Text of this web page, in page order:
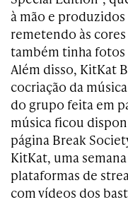
à mão e
remetendo às
também tinha fotos
Além disso, KitKat
cocriação da
do grupo feita em
música ficou
página Break
KitKat, uma
plataformas de
com vídeos dos